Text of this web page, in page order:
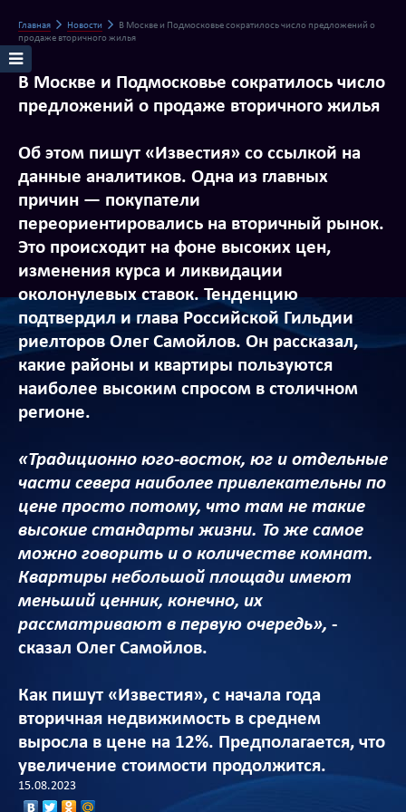
Главная Новости
В Москве и Подмосковье сократилось число предложений о
продаже вторичного жилья
В Москве и Подмосковье сократилось число
предложений о продаже вторичного жилья
Об этом пишут «Известия» со ссылкой на
данные аналитиков. Одна из главных
причин — покупатели
переориентировались на вторичный рынок.
Это происходит на фоне высоких цен,
изменения курса и ликвидации
околонулевых ставок. Тенденцию
подтвердил и глава Российской Гильдии
риелторов Олег Самойлов. Он рассказал,
какие районы и квартиры пользуются
наиболее высоким спросом в столичном
регионе.
«Традиционно юго-восток, юг и отдельные
части севера наиболее привлекательны по
цене просто потому, что там не такие
высокие стандарты жизни. То же самое
можно говорить и о количестве комнат.
Квартиры небольшой площади имеют
меньший ценник, конечно, их
рассматривают в первую очередь», -
сказал Олег Самойлов.
Как пишут «Известия», с начала года
вторичная недвижимость в среднем
выросла в цене на 12%. Предполагается, что
увеличение стоимости продолжится.
15.08.2023